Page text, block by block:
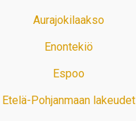
Aurajokilaakso
Enontekiö
Espoo
Etelä-Pohjanmaan lakeudet